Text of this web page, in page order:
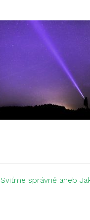
Sviťme správně aneb